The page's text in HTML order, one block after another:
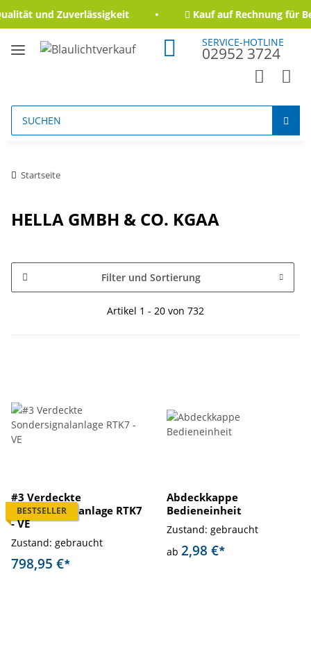
und Zuverlässigkeit Kauf auf Rechnung für
SERVICE-HOTLINE
02952 3724
Startseite
HELLA GMBH & CO. KGAA
Filter und Sortierung
Artikel 1 - 20 von 732
BESTSELLER
#3 Verdeckte
Sondersignalanlage RTK7
- VE
Zustand: gebraucht
798,95 €*
Abdeckkappe
Bedieneinheit
Zustand: gebraucht
ab 2,98 €*